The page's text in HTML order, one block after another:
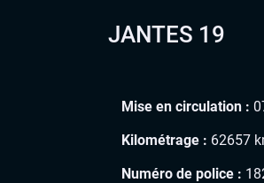
JANTES 19
Mise en circulation :
Kilométrage : 62657
Numéro de police :